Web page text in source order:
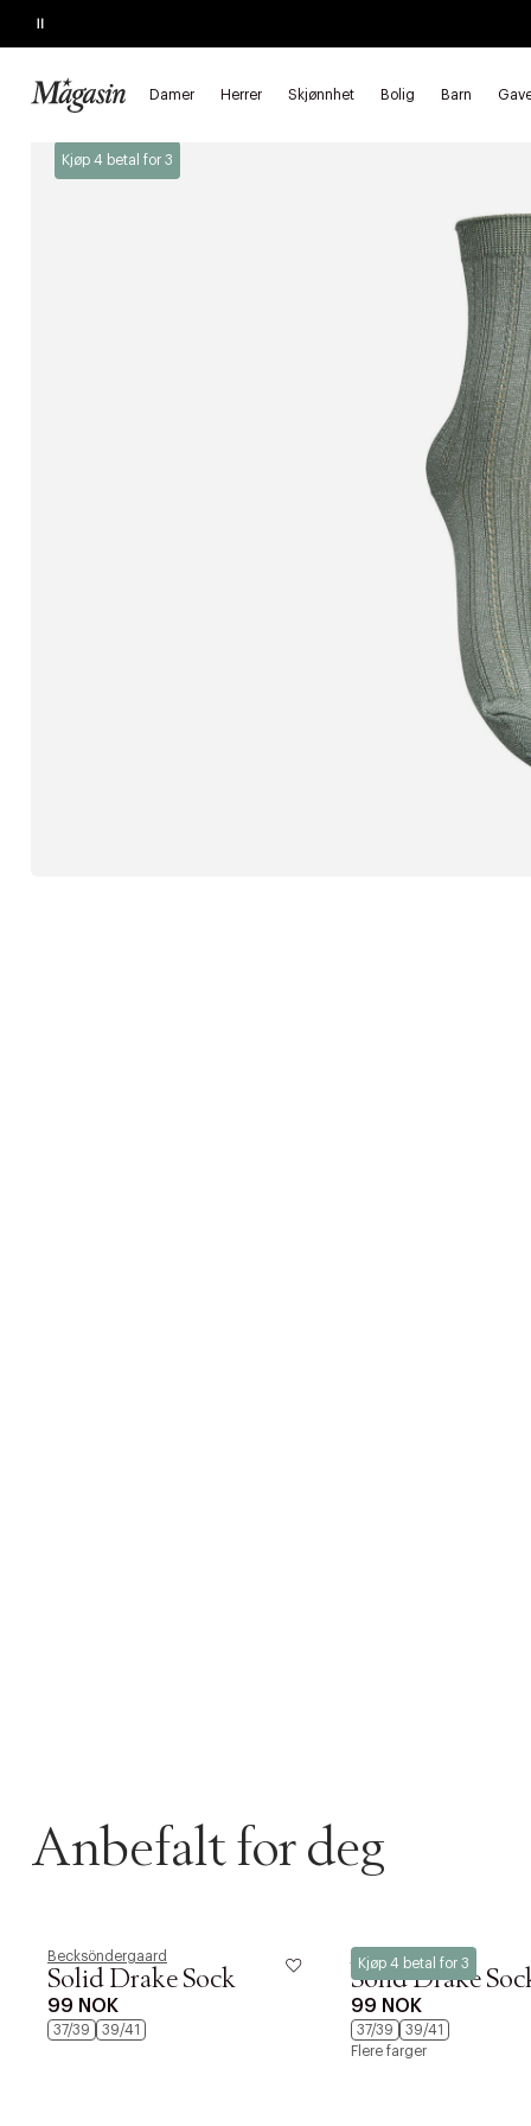
Pause
Damer Herrer Skjønnhet Bolig Barn
SALGET SLUTTER SNART
Forside Damer Undertøy Strømper Ankelsokker
Kjøp 4 betal for 3
Anbefalt for deg
Becksöndergaard
Solid Drake Sock
99 NOK
37/39 39/41
Kjøp 4 betal for 3
Becksöndergaard
Solid Drake
99 NOK
37/39
39/41
Flere farger